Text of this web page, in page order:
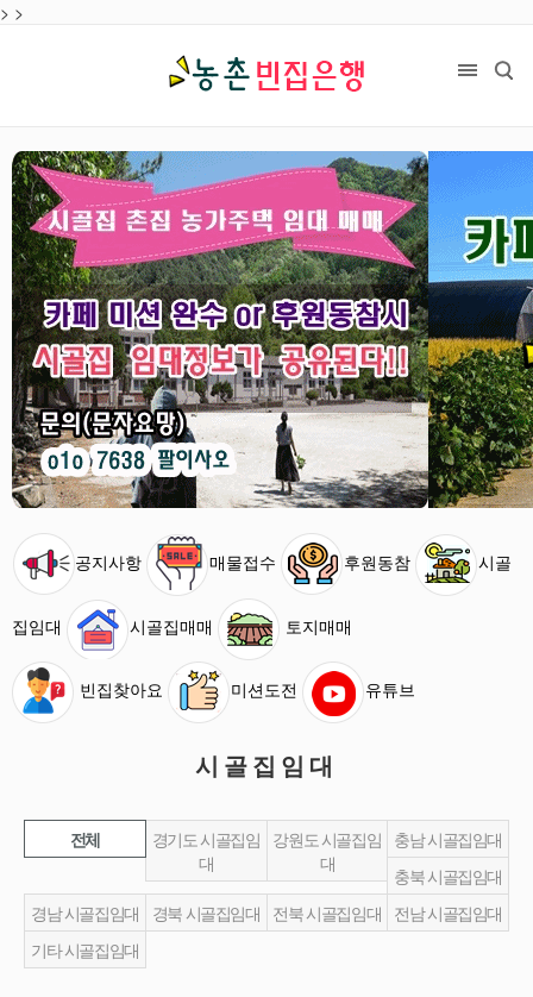
> >
공지사항 매물접수 후원동참 시골
집임대 시골집매매 토지매매
빈집찾아요 미션도전 유튜브
시골집임대
전체
경기도 시골집임
대
강원도 시골집임
대
충남 시골집임대
충북 시골집임대
경남 시골집임대
경북 시골집임대 전북 시골집임대 전남 시골집임대
기타 시골집임대